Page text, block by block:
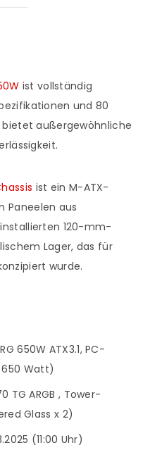
ist vollständig
und 80
bietet außergewöhnliche
ist ein M-ATX-
Paneelen aus
120-mm-
Lager, das für
wurde.
650W ATX3.1, PC-
650 Watt)
TG ARGB , Tower-
Glass x 2)
(11:00 Uhr)